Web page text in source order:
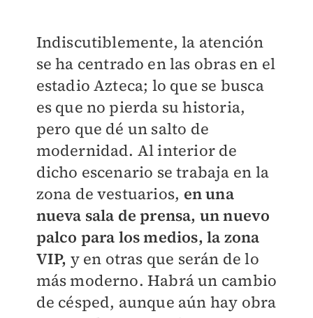
Indiscutiblemente, la atención
se ha centrado en las obras en el
estadio Azteca; lo que se busca
es que no pierda su historia,
pero que dé un salto de
modernidad. Al interior de
dicho escenario se trabaja en la
zona de vestuarios, en una
nueva sala de prensa, un nuevo
palco para los medios, la zona
VIP, y en otras que serán de lo
más moderno. Habrá un cambio
de césped, aunque aún hay obra